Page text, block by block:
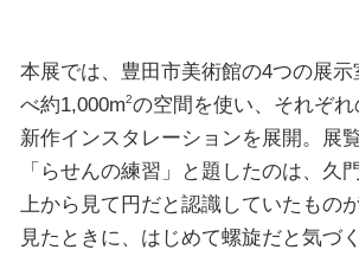
本展では、豊田市美術館の4つの展示
べ約1,000m2の空間を使い、それぞ
新作インスタレーションを展開。展
「らせんの練習」と題したのは、久
上から見て円だと認識していたもの
見たときに、はじめて螺旋だと気づ